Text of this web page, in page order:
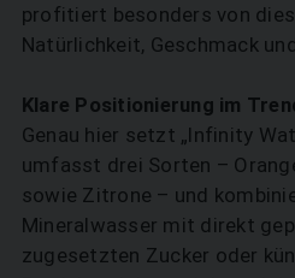
profitiert besonders von
Natürlichkeit, Geschmack
Klare Positionierung im
Genau hier setzt „Infinity
umfasst drei Sorten –
sowie Zitrone – und
Mineralwasser mit direkt
zugesetzten Zucker oder